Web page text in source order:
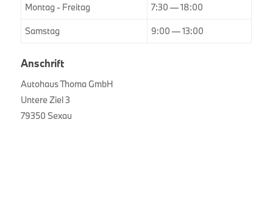
Montag - Freitag 7:30 — 18:00
Samstag 9:00 — 13:00
Anschrift
Autohaus Thoma GmbH
Untere Ziel 3
79350 Sexau